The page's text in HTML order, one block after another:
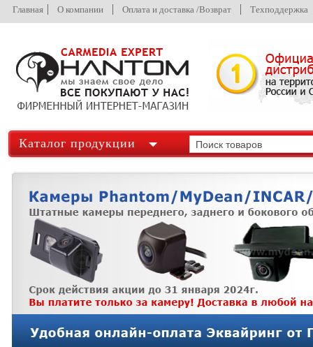
Главная О компании Оплата и доставка /Возврат Техподдержка
Каталог продукции